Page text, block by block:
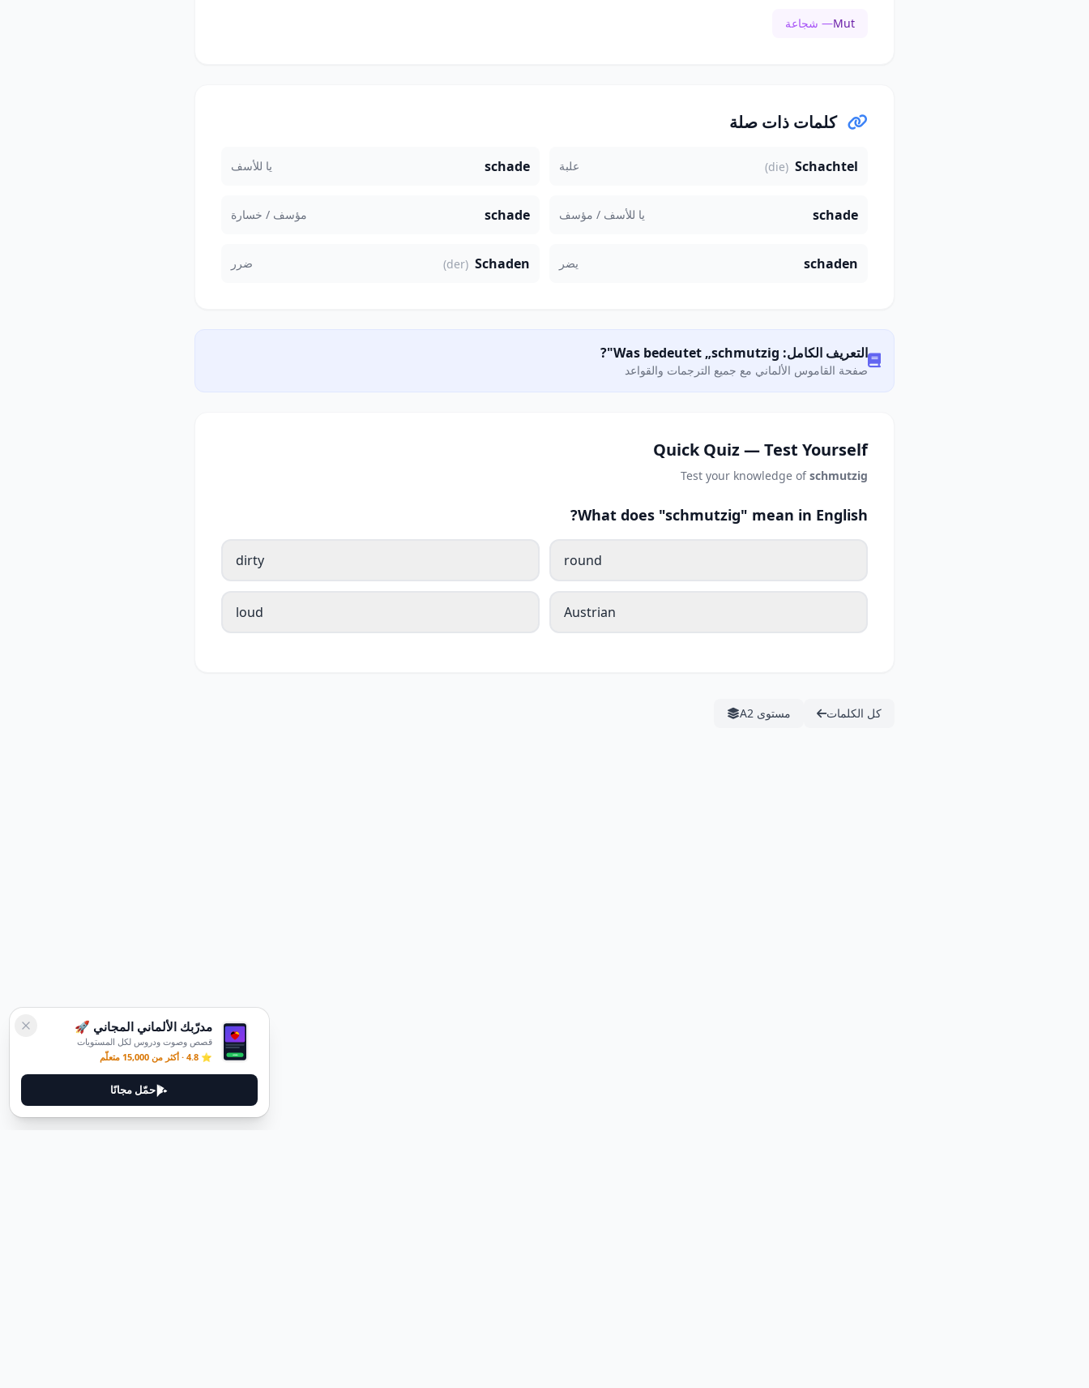
Mut— شجاعة
كلمات ذات صلة
Schachtel
(die) علبة schade يا للأسف
schade يا للأسف / مؤسف schade مؤسف / خسارة
schaden يضر Schaden
(der) ضرر
التعريف الكامل: Was bedeutet „schmutzig"?
صفحة القاموس الألماني مع جميع الترجمات والقواعد
Quick Quiz — Test Yourself
Test your knowledge ofschmutzig
What does "schmutzig" mean in English?
round
dirty
Austrian
loud
كل الكلمات مستوى A2
مدرّبك الألماني المجاني 🚀
قصص وصوت ودروس لكل المستويات
⭐ 4.8 · أكثر من 15,000 متعلّم
حمّل مجانًا